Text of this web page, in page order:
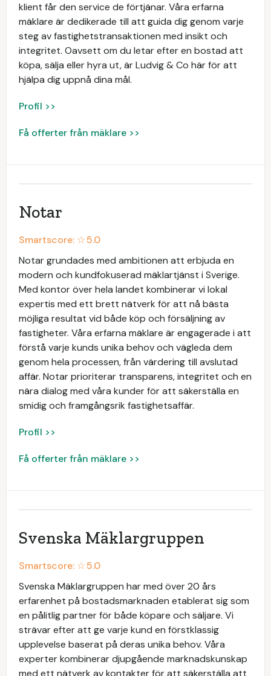
klient får den service de förtjänar. Våra erfarna
mäklare är dedikerade till att guida dig genom varje
steg av fastighetstransaktionen med insikt och
integritet. Oavsett om du letar efter en bostad att
köpa, sälja eller hyra ut, är Ludvig & Co här för att
hjälpa dig uppnå dina mål.
Profil >>
Få offerter från mäklare >>
Notar
Smartscore: ☆5.0
Notar grundades med ambitionen att erbjuda en
modern och kundfokuserad mäklartjänst i Sverige.
Med kontor över hela landet kombinerar vi lokal
expertis med ett brett nätverk för att nå bästa
möjliga resultat vid både köp och försäljning av
fastigheter. Våra erfarna mäklare är engagerade i att
förstå varje kunds unika behov och vägleda dem
genom hela processen, från värdering till avslutad
affär. Notar prioriterar transparens, integritet och en
nära dialog med våra kunder för att säkerställa en
smidig och framgångsrik fastighetsaffär.
Profil >>
Få offerter från mäklare >>
Svenska Mäklargruppen
Smartscore: ☆5.0
Svenska Mäklargruppen har med över 20 års
erfarenhet på bostadsmarknaden etablerat sig som
en pålitlig partner för både köpare och säljare. Vi
strävar efter att ge varje kund en förstklassig
upplevelse baserat på deras unika behov. Våra
experter kombinerar djupgående marknadskunskap
med ett nätverk av kontakter för att säkerställa att